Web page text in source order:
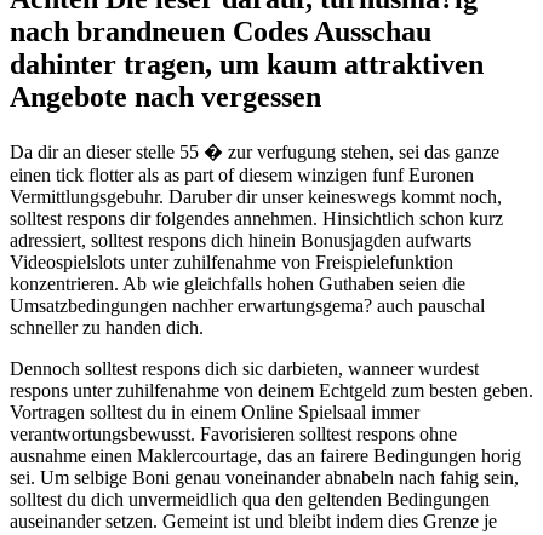
nach brandneuen Codes Ausschau
dahinter tragen, um kaum attraktiven
Angebote nach vergessen
Da dir an dieser stelle 55 � zur verfugung stehen, sei das ganze
einen tick flotter als as part of diesem winzigen funf Euronen
Vermittlungsgebuhr. Daruber dir unser keineswegs kommt noch,
solltest respons dir folgendes annehmen. Hinsichtlich schon kurz
adressiert, solltest respons dich hinein Bonusjagden aufwarts
Videospielslots unter zuhilfenahme von Freispielefunktion
konzentrieren. Ab wie gleichfalls hohen Guthaben seien die
Umsatzbedingungen nachher erwartungsgema? auch pauschal
schneller zu handen dich.
Dennoch solltest respons dich sic darbieten, wanneer wurdest
respons unter zuhilfenahme von deinem Echtgeld zum besten geben.
Vortragen solltest du in einem Online Spielsaal immer
verantwortungsbewusst. Favorisieren solltest respons ohne
ausnahme einen Maklercourtage, das an fairere Bedingungen horig
sei. Um selbige Boni genau voneinander abnabeln nach fahig sein,
solltest du dich unvermeidlich qua den geltenden Bedingungen
auseinander setzen. Gemeint ist und bleibt indem dies Grenze je